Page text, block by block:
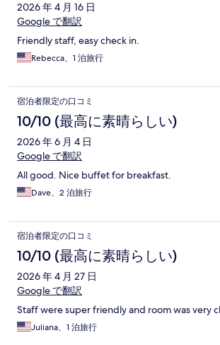
2026 年 4 月 16 日
Google で翻訳
Friendly staff, easy check in.
Rebecca、1 泊旅行
宿泊者限定の口コミ
10/10 (最高に素晴らしい)
2026 年 6 月 4 日
Google で翻訳
All good. Nice buffet for breakfast.
Dave、2 泊旅行
宿泊者限定の口コミ
10/10 (最高に素晴らしい)
2026 年 4 月 27 日
Google で翻訳
Staff were super friendly and room was very
Juliana、1 泊旅行